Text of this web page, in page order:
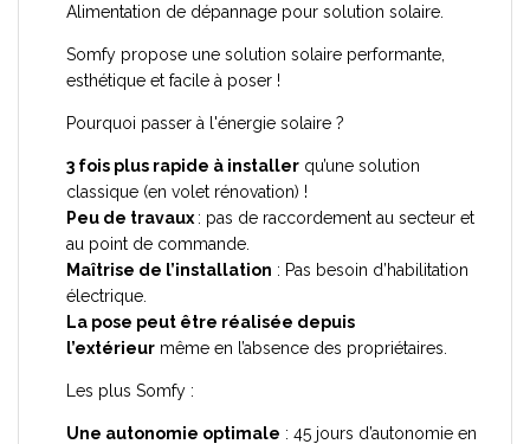
Alimentation de dépannage pour solution solaire.
Somfy propose une solution solaire performante,
esthétique et facile à poser !
Pourquoi passer à l'énergie solaire ?
3 fois plus rapide à installer qu’une solution
classique (en volet rénovation) !
Peu de travaux : pas de raccordement au secteur et
au point de commande.
Maîtrise de l’installation : Pas besoin d’habilitation
électrique.
La pose peut être réalisée depuis
l’extérieur même en l’absence des propriétaires.
Les plus Somfy :
Une autonomie optimale : 45 jours d’autonomie en